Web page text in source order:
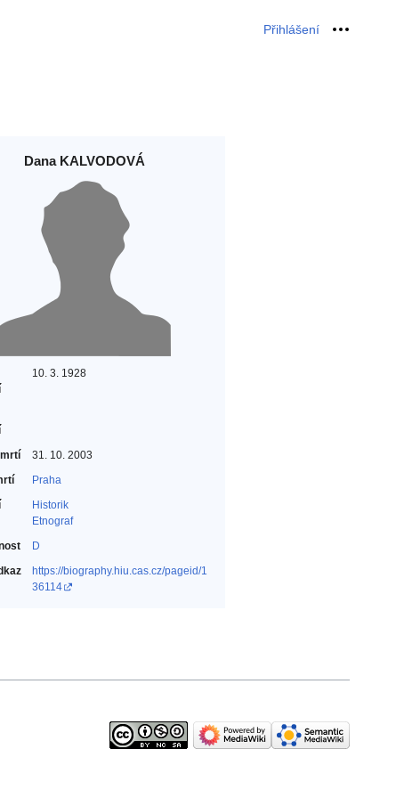
Přihlášení Osobní
Dana KALVODOVÁ
10. 3. 1928
31. 10. 2003
Praha
Historik‎
Etnograf‎
D
https://biography.hiu.cas.cz/pageid/1
36114